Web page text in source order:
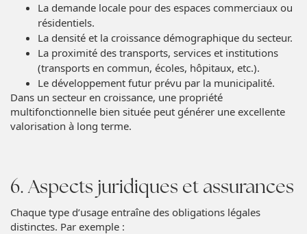
La demande locale pour des espaces commerciaux ou
résidentiels.
La densité et la croissance démographique du secteur.
La proximité des transports, services et institutions
(transports en commun, écoles, hôpitaux, etc.).
Le développement futur prévu par la municipalité.
Dans un secteur en croissance, une propriété
multifonctionnelle bien située peut générer une excellente
valorisation à long terme.
6. Aspects juridiques et assurances
Chaque type d’usage entraîne des obligations légales
distinctes. Par exemple :